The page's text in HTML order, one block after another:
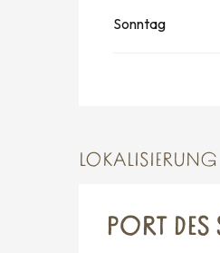
Sonntag
LOKALISIERUNG
PORT